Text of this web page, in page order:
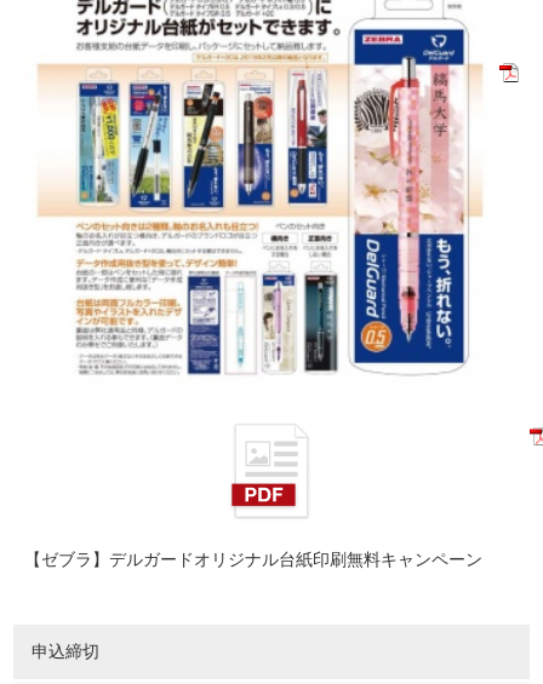
【ゼブラ】デルガードオリジナル台紙印刷無料キャンペーン
申込締切